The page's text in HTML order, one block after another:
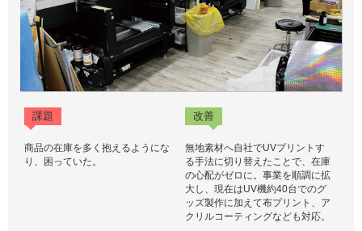
課題 改善
商品の在庫を多く抱えるようにな
り、困っていた。
無地素材へ自社でUVプリントす
る手法に切り替えたことで、在庫
の心配がゼロに。事業を順調に拡
大し、現在はUV機約40台でのグ
ッズ製作に加えて布プリント、ア
クリルコーティングなども対応。